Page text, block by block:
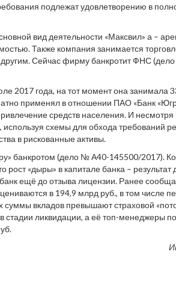
подлежат удовлетворению в
вид деятельности «Максвил» а –
Также компания занимается
Сейчас фирму банкротит ФНС
2017 года, на тот момент она занимала
применял в отношении ПАО «Банк
средств населения. И
схемы для обхода требований
в рискованные активы.
банкротом (дело № А40-145500/2017).
«дыры» в капитале банка –
ещё до отзыва лицензии. Ранее
в 194,9 млрд руб., в том числе
вкладов превышают страховой
стадии ликвидации, а её топ-менеджеры